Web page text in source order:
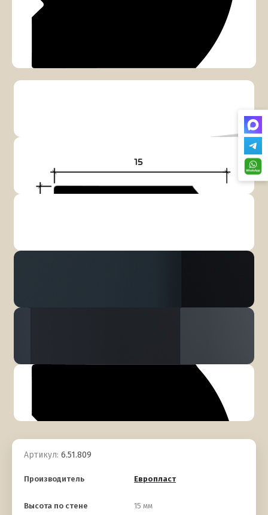
Артикул: 6.51.809
Производитель Европласт
Высота по стене 15 мм